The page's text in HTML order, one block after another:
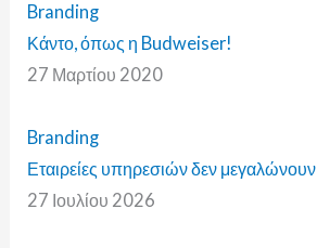
Branding
Κάντο, όπως η Budweiser!
27 Μαρτίου 2020
Branding
Εταιρείες υπηρεσιών δεν μεγαλώνουν
27 Ιουλίου 2026